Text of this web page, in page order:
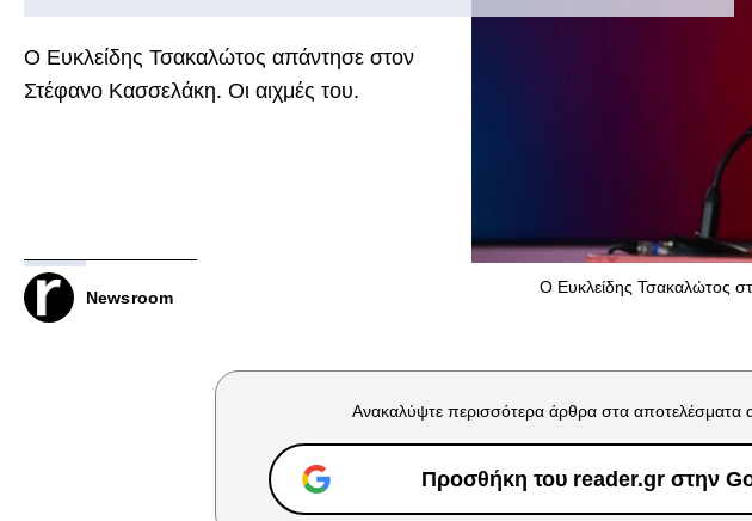
Ο Ευκλείδης Τσακαλώτος απάντησε στον
Στέφανο Κασσελάκη. Οι αιχμές του.
Newsroom
Ο Ευκλείδης Τσακαλώτος
Ανακαλύψτε περισσότερα άρθρα στα αποτελέσματα
Προσθήκη του reader.gr στην